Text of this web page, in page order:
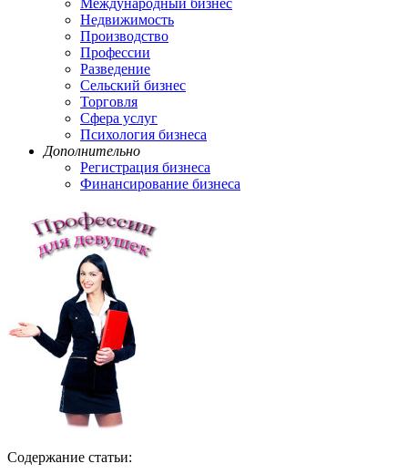
Недвижимость
Производство
Профессии
Разведение
Сельский бизнес
Торговля
Сфера услуг
Психология бизнеса
Дополнительно
Регистрация бизнеса
Финансирование бизнеса
Содержание статьи: